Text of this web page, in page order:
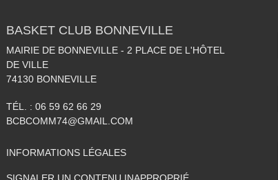
BASKET CLUB BONNEVILLE
MAIRIE DE BONNEVILLE - 2 PLACE DE L'HÔTEL
DE VILLE
74130 BONNEVILLE
TÉL. : 06 59 62 66 29
BCBCOMM74@GMAIL.COM
INFORMATIONS LÉGALES
SIGNALER UN CONTENU INAPPROPRIÉ